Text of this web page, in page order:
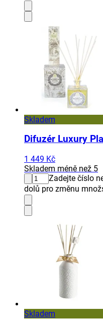
Skladem
Difuzér Luxury
1 449 Kč
Skladem méně než 5
Zadejte číslo
dolů pro změnu
Skladem